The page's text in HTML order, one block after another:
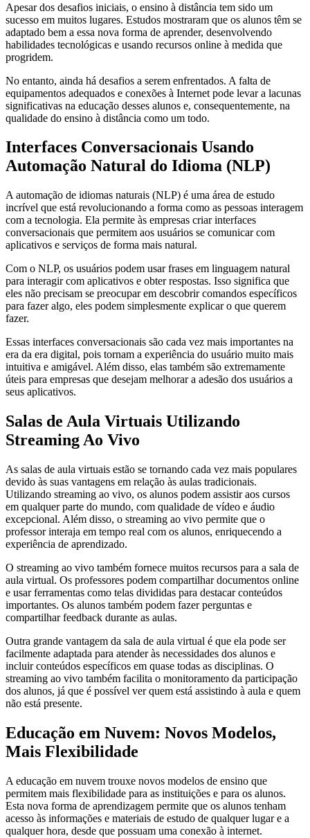
Apesar dos desafios iniciais, o ensino à distância tem sido um
sucesso em muitos lugares. Estudos mostraram que os alunos têm se
adaptado bem a essa nova forma de aprender, desenvolvendo
habilidades tecnológicas e usando recursos online à medida que
progridem.
No entanto, ainda há desafios a serem enfrentados. A falta de
equipamentos adequados e conexões à Internet pode levar a lacunas
significativas na educação desses alunos e, consequentemente, na
qualidade do ensino à distância como um todo.
Interfaces Conversacionais Usando
Automação Natural do Idioma (NLP)
A automação de idiomas naturais (NLP) é uma área de estudo
incrível que está revolucionando a forma como as pessoas interagem
com a tecnologia. Ela permite às empresas criar interfaces
conversacionais que permitem aos usuários se comunicar com
aplicativos e serviços de forma mais natural.
Com o NLP, os usuários podem usar frases em linguagem natural
para interagir com aplicativos e obter respostas. Isso significa que
eles não precisam se preocupar em descobrir comandos específicos
para fazer algo, eles podem simplesmente explicar o que querem
fazer.
Essas interfaces conversacionais são cada vez mais importantes na
era da era digital, pois tornam a experiência do usuário muito mais
intuitiva e amigável. Além disso, elas também são extremamente
úteis para empresas que desejam melhorar a adesão dos usuários a
seus aplicativos.
Salas de Aula Virtuais Utilizando
Streaming Ao Vivo
As salas de aula virtuais estão se tornando cada vez mais populares
devido às suas vantagens em relação às aulas tradicionais.
Utilizando streaming ao vivo, os alunos podem assistir aos cursos
em qualquer parte do mundo, com qualidade de vídeo e áudio
excepcional. Além disso, o streaming ao vivo permite que o
professor interaja em tempo real com os alunos, enriquecendo a
experiência de aprendizado.
O streaming ao vivo também fornece muitos recursos para a sala de
aula virtual. Os professores podem compartilhar documentos online
e usar ferramentas como telas divididas para destacar conteúdos
importantes. Os alunos também podem fazer perguntas e
compartilhar feedback durante as aulas.
Outra grande vantagem da sala de aula virtual é que ela pode ser
facilmente adaptada para atender às necessidades dos alunos e
incluir conteúdos específicos em quase todas as disciplinas. O
streaming ao vivo também facilita o monitoramento da participação
dos alunos, já que é possível ver quem está assistindo à aula e quem
não está presente.
Educação em Nuvem: Novos Modelos,
Mais Flexibilidade
A educação em nuvem trouxe novos modelos de ensino que
permitem mais flexibilidade para as instituições e para os alunos.
Esta nova forma de aprendizagem permite que os alunos tenham
acesso às informações e materiais de estudo de qualquer lugar e a
qualquer hora, desde que possuam uma conexão à internet.